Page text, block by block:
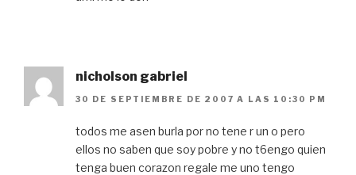
nicholson gabriel
30 DE SEPTIEMBRE DE 2007 A LAS 10:30 PM
todos me asen burla por no tene r un o pero
ellos no saben que soy pobre y no t6engo quien
tenga buen corazon regale me uno tengo